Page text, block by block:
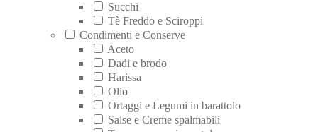
Succhi
Tè Freddo e Sciroppi
Condimenti e Conserve
Aceto
Dadi e brodo
Harissa
Olio
Ortaggi e Legumi in barattolo
Salse e Creme spalmabili